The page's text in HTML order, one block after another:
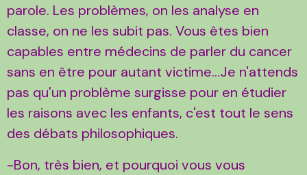
parole. Les problèmes, on les analyse en
classe, on ne les subit pas. Vous êtes bien
capables entre médecins de parler du cancer
sans en être pour autant victime...Je n'attends
pas qu'un problème surgisse pour en étudier
les raisons avec les enfants, c'est tout le sens
des débats philosophiques.
-Bon, très bien, et pourquoi vous vous